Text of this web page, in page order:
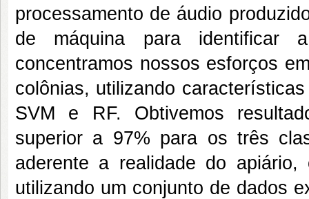
processamento de áudio
de máquina para identificar
concentramos nossos esforços
colônias, utilizando
SVM e RF. Obtivemos
superior a 97% para os três
aderente a realidade do
utilizando um conjunto de dados